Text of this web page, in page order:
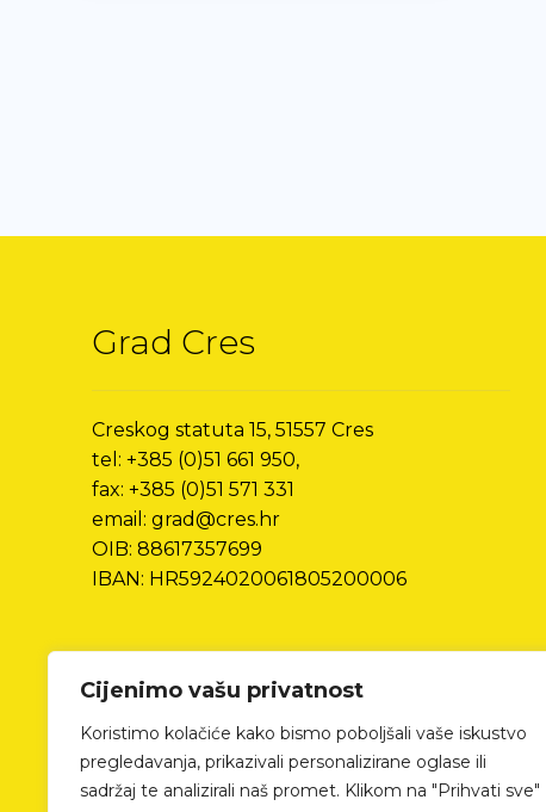
Cijenimo vašu privatnost
Koristimo kolačiće kako bismo poboljšali vaše iskustvo
pregledavanja, prikazivali personalizirane oglase ili
sadržaj te analizirali naš promet. Klikom na "Prihvati sve"
Grad Cres
Creskog statuta 15, 51557 Cres
tel: +385 (0)51 661 950,
fax: +385 (0)51 571 331
email: grad@cres.hr
OIB: 88617357699
IBAN: HR5924020061805200006